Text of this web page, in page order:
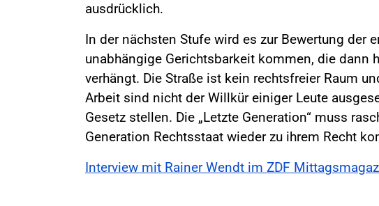
ausdrücklich.
In der nächsten Stufe wird es zur Bewertung der
unabhängige Gerichtsbarkeit kommen, die dann
verhängt. Die Straße ist kein rechtsfreier Raum
Arbeit sind nicht der Willkür einiger Leute
Gesetz stellen. Die „Letzte Generation“ muss
Generation Rechtsstaat wieder zu ihrem Recht
Interview mit Rainer Wendt im ZDF